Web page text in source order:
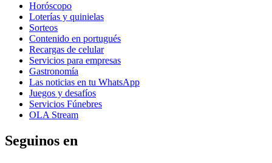
Horóscopo
Loterías y quinielas
Sorteos
Contenido en portugués
Recargas de celular
Servicios para empresas
Gastronomía
Las noticias en tu WhatsApp
Juegos y desafíos
Servicios Fúnebres
OLA Stream
Seguinos en